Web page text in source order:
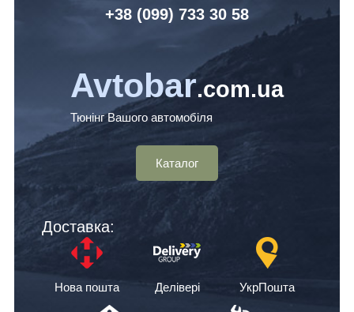
+38 (099) 733 30 58
Avtobar.com.ua
Тюнінг Вашого автомобіля
Каталог
Доставка:
Нова пошта Делівері УкрПошта